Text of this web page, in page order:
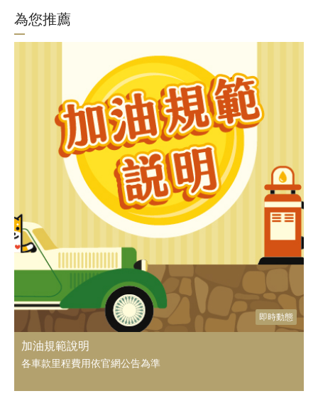
為您推薦
即時動態
加油規範說明
各車款里程費用依官網公告為準